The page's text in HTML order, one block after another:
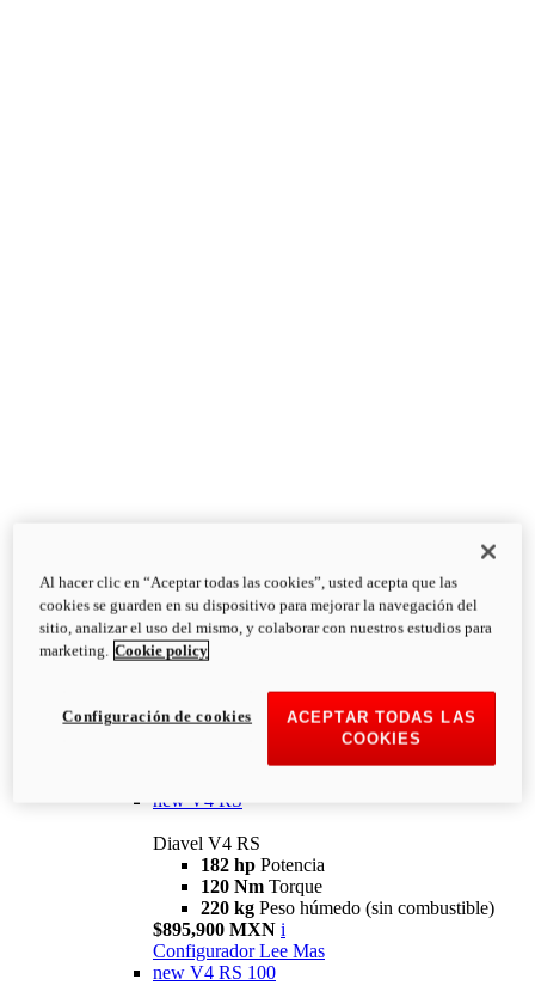
Diavel
V4
Diavel V4
126 NmTorque
223 kg
PESO HÚMEDO SIN
new V4 RS
Diavel V4 RS
182 hp Potencia
120 Nm Torque
220 kg Peso húmedo (sin combustible)
$895,900 MXN i
Configurador Lee Mas
new V4 RS 100
Al hacer clic en “Aceptar todas las cookies”, usted acepta que las
cookies se guarden en su dispositivo para mejorar la navegación del
sitio, analizar el uso del mismo, y colaborar con nuestros estudios para
marketing. Cookie policy
ACEPTAR TODAS LAS
COOKIES
Configuración de cookies